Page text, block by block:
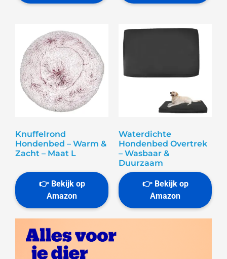
Knuffelrond
Hondenbed – Warm &
Zacht – Maat L
Waterdichte
Hondenbed Overtrek
– Wasbaar &
Duurzaam